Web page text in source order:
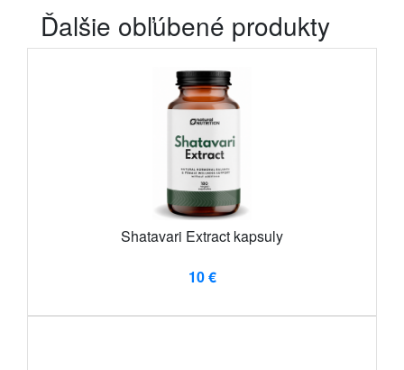
Ďalšie obľúbené produkty
Shatavari Extract kapsuly
10 €